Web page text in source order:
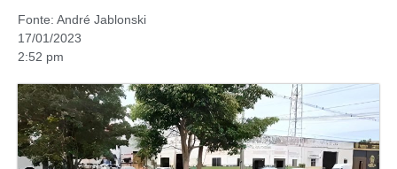
Fonte: André Jablonski
17/01/2023
2:52 pm